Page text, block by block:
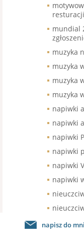
resturacji
mundial
muzyka
muzyka
muzyka
muzyka
napiwki
napiwki
napiwki
napiwki
napiwki
napiwki
napisz do